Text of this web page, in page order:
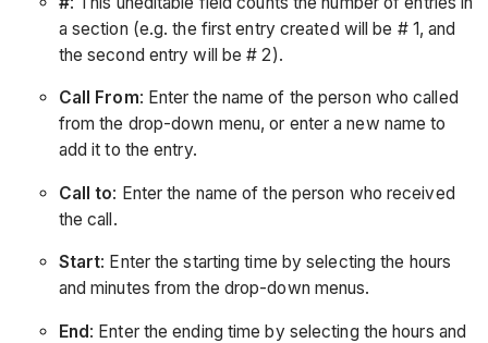
a section (e.g. the first entry created will be # 1, and
the second entry will be # 2).
Call From: Enter the name of the person who called
from the drop-down menu, or enter a new name to
add it to the entry.
Call to: Enter the name of the person who received
the call.
Start: Enter the starting time by selecting the hours
and minutes from the drop-down menus.
End: Enter the ending time by selecting the hours and